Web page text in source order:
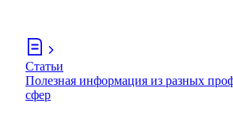
Статьи
Полезная информация из разных
сфер